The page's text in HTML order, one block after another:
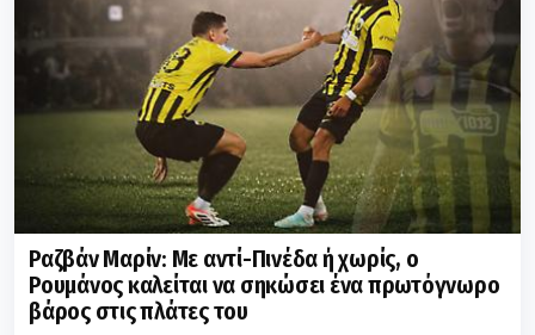
Ραζβάν Μαρίν: Με αντί-Πινέδα ή χωρίς, ο
Ρουμάνος καλείται να σηκώσει ένα πρωτόγνωρο
βάρος στις πλάτες του